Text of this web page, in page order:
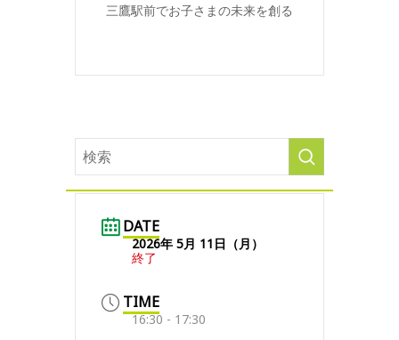
三鷹駅前でお子さまの未来を創る
DATE
2026年 5月 11日（月）
終了
TIME
16:30 - 17:30